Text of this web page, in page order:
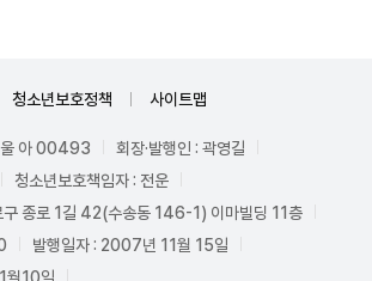
청소년보호정책 사이트맵
울 아 00493
회장·발행인 : 곽영길
청소년보호책임자 : 전운
구 종로 1길 42(수송동 146-1) 이마빌딩 11층
발행일자 : 2007년 11월 15일